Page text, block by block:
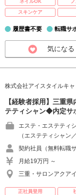
ネイルOK
スキンケア
履歴書不要 転職サ
気になる
株式会社アイスタイルキャ
【経験者採用】三重
テティシャン◆内定サ
エステ・エステティ
（エステティシャン
契約社員（無料転職
月給19万円 ～
三重・サロンアクア
正社員登用